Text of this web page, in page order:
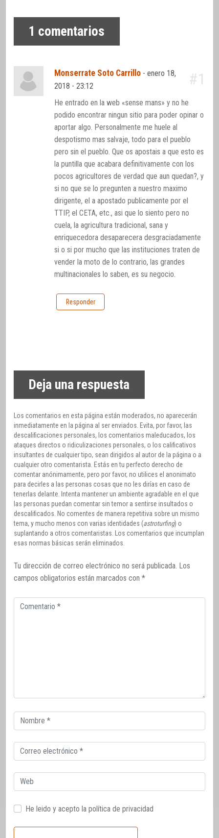
1 comentarios
Monserrate Soto Carrillo -enero 18,
2018 - 23:12
#1
He entrado en la web «sense mans» y no he
podido encontrar ningun sitio para poder opinar o
aportar algo. Personalmente me huele al
despotismo mas salvaje, todo para el pueblo
pero sin el pueblo. Que os apostais a que esto es
la puntilla que acabara definitivamente con los
pocos agricultores de verdad que aun quedan?, y
si no que se lo pregunten a nuestro maximo
dirigente, el a apostado publicamente por el
TTIP, el CETA, etc., asi que lo siento pero no
cuela, la agricultura tradicional, sana y
enriquecedora desaparecera desgraciadamente
si o si por mucho que las instituciones traten de
vender la moto de lo contrario, las grandes
multinacionales lo saben, es su negocio.
Responder
Deja una respuesta
Los comentarios en esta página están moderados, no aparecerán
inmediatamente en la página al ser enviados. Evita, por favor, las
descalificaciones personales, los comentarios maleducados, los
ataques directos o ridiculizaciones personales, o los calificativos
insultantes de cualquier tipo, sean dirigidos al autor de la página o a
cualquier otro comentarista. Estás en tu perfecto derecho de
comentar anónimamente, pero por favor, no utilices el anonimato
para decirles a las personas cosas que no les dirías en caso de
tenerlas delante. Intenta mantener un ambiente agradable en el que
las personas puedan comentar sin temor a sentirse insultados o
descalificados. No comentes de manera repetitiva sobre un mismo
tema, y mucho menos con varias identidades (astroturfing) o
suplantando a otros comentaristas. Los comentarios que incumplan
esas normas básicas serán eliminados.
Tu dirección de correo electrónico no será publicada. Los
campos obligatorios están marcados con *
Comentario
Correo
electrónico
Correo
electrónico
Web
He leido y acepto la política de privacidad